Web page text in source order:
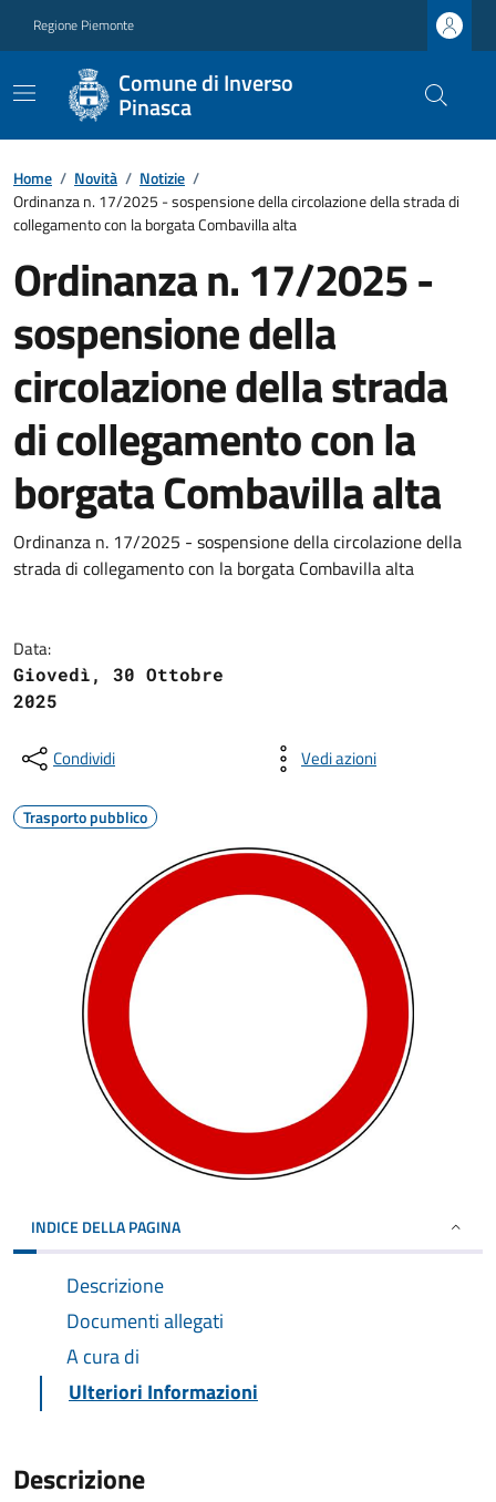
Regione Piemonte
Comune di Inverso
Pinasca
Home / Novità / Notizie /
Ordinanza n. 17/2025 - sospensione della circolazione della strada di
collegamento con la borgata Combavilla alta
Ordinanza n. 17/2025 -
sospensione della
circolazione della strada
di collegamento con la
borgata Combavilla alta
Ordinanza n. 17/2025 - sospensione della circolazione della
strada di collegamento con la borgata Combavilla alta
Data:
Giovedì, 30 Ottobre
2025
Condividi Vedi azioni
Trasporto pubblico
INDICE DELLA PAGINA
Descrizione
Documenti allegati
A cura di
Ulteriori Informazioni
Descrizione